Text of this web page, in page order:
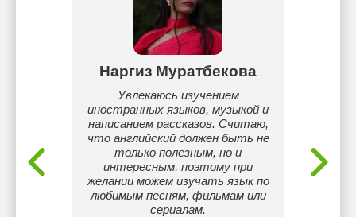
Наргиз Муратбекова
Увлекаюсь изучением
иностранных языков, музыкой и
написанием рассказов. Считаю,
что английский должен быть не
только полезным, но и
интересным, поэтому при
желании можем изучать язык по
любимым песням, фильмам или
сериалам.